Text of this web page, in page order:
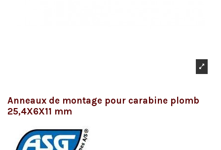
Anneaux de montage pour carabine plomb
25,4X6X11 mm